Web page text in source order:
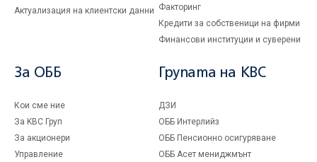
Актуализация на клиентски данни Факторинг
Кредити за собственици на фирми
Финансови институции и суверени
За ОББ
Кои сме ние
За KBC Груп
За акционери
Управление
Групата на KBC
ДЗИ
ОББ Интерлийз
ОББ Пенсионно осигуряване
ОББ Асет мениджмънт